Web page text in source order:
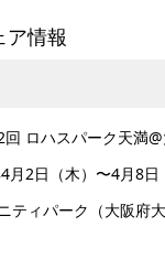
ア情報
ロハスパーク天満
2日（木）〜4月8日
ティパーク（大阪府